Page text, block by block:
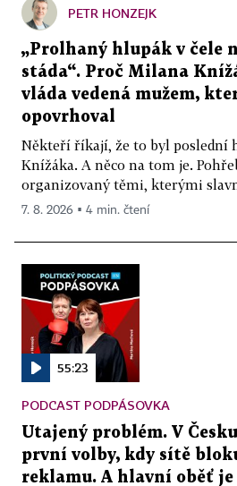
PETR HONZEJK
„Prolhaný hlupák v čele
stáda“. Proč Milana
vláda vedená mužem,
opovrhoval
Někteří říkají, že to byl poslední
Knížáka. A něco na tom je.
organizovaný těmi, kterými
7. 8. 2026 ▪ 4 min. čtení
55:23
PODCAST PODPÁSOVKA
Utajený problém. V
první volby, kdy sítě
reklamu. A hlavní oběť je